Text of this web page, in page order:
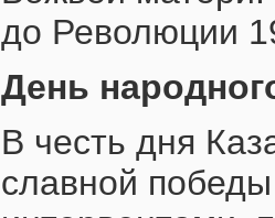
до Революции
День
В честь дня
славной